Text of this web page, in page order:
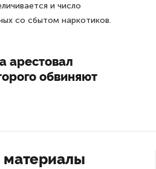
и число
со сбытом наркотиков.
арестовал
обвиняют